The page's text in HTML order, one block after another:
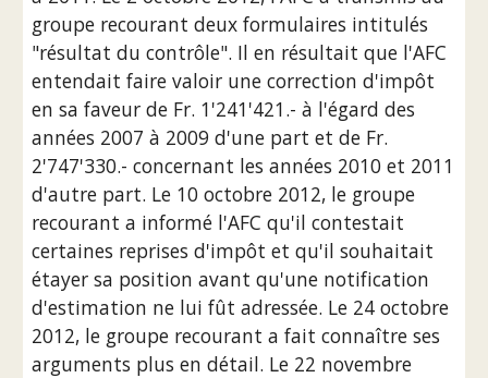
groupe recourant deux formulaires intitulés
"résultat du contrôle". Il en résultait que l'AFC
entendait faire valoir une correction d'impôt
en sa faveur de Fr. 1'241'421.- à l'égard des
années 2007 à 2009 d'une part et de Fr.
2'747'330.- concernant les années 2010 et 2011
d'autre part. Le 10 octobre 2012, le groupe
recourant a informé l'AFC qu'il contestait
certaines reprises d'impôt et qu'il souhaitait
étayer sa position avant qu'une notification
d'estimation ne lui fût adressée. Le 24 octobre
2012, le groupe recourant a fait connaître ses
arguments plus en détail. Le 22 novembre